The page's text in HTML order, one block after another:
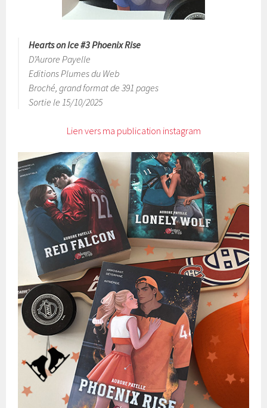
Hearts on Ice #3 Phoenix Rise
D’Aurore Payelle
Editions Plumes du Web
Broché, grand format de 391 pages
Sortie le 15/10/2025
Lien vers ma publication instagram